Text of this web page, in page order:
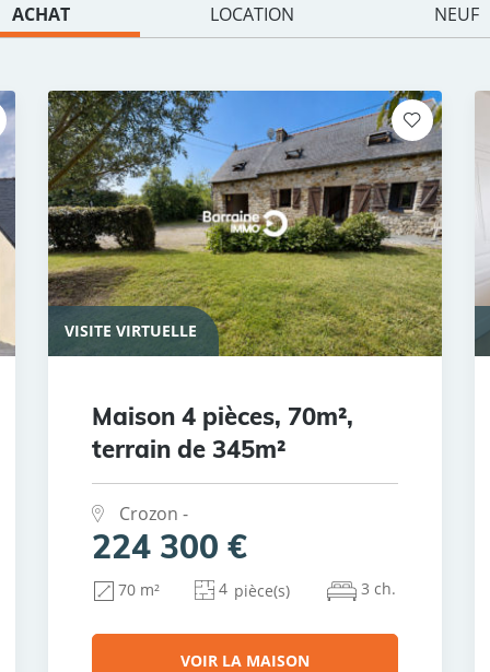
ACHAT LOCATION NEUF
VISITE VIRTUELLE
Maison 4 pièces, 70m²,
terrain de 345m²
Crozon -
224 300 €
70 m² 4 pièce(s) 3 ch.
VOIR LA MAISON